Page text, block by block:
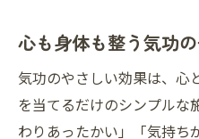
心も身体も整う気功
気功のやさしい効果は、心
を当てるだけのシンプルな
わりあったかい」「気持ち